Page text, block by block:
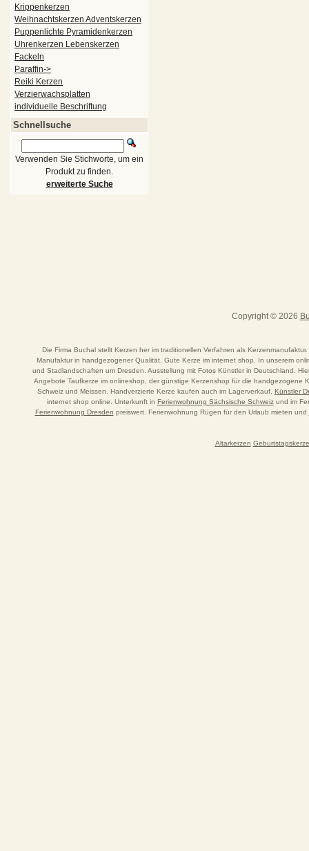
Krippenkerzen
Weihnachtskerzen Adventskerzen
Puppenlichte Pyramidenkerzen
Uhrenkerzen Lebenskerzen
Fackeln
Paraffin->
Reiki Kerzen
Verzierwachsplatten
individuelle Beschriftung
Schnellsuche
Verwenden Sie Stichworte, um ein
Produkt zu finden.
erweiterte Suche
Copyright © 2026
Die Firma Buchal stellt Kerzen her im traditionellen Verfahren als
Manufaktur in handgezogener Qualität. Gute Kerze im internet shop. In unserem
und Stadlandschaften um Dresden. Ausstellung mit Fotos Künstler in Deutschland.
Angebote Taufkerze im onlineshop, der günstige Kerzenshop für die handgezogene
Schweiz und Meissen. Handverzierte Kerze kaufen auch im Lagerverkauf. Künstler
internet shop online. Unterkunft in Ferienwohnung Sächsische Schweizund im
Ferienwohnung Dresden preiswert. Ferienwohnung Rügen für den Urlaub mieten und
Altarkerzen